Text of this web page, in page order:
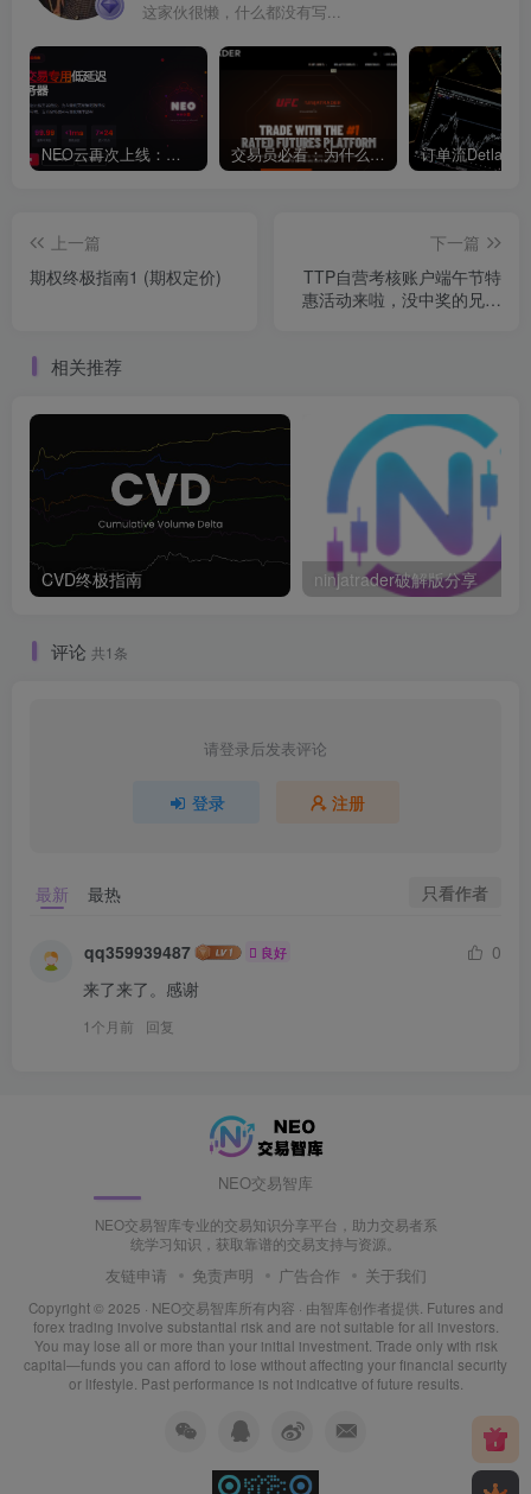
这家伙很懒，什么都没有写...
NEO云再次上线：毫秒级延迟，赋能每一笔交易 交易员必看：为什么NinjaTrader是订单流交易的顶级选择？
上一篇
期权终极指南1 (期权定价)
下一篇
TTP自营考核账户端午节特
惠活动来啦，没中奖的兄弟
相关推荐
CVD终极指南 ninjatrader破解版分享
评论 共1条
请登录后发表评论
登录 注册
最新 最热 只看作者
qq359939487 良好
0
来了来了。感谢
1个月前 回复
NEO交易智库
NEO交易智库专业的交易知识分享平台，助力交易者系
统学习知识，获取靠谱的交易支持与资源。
友链申请 免责声明 广告合作 关于我们
Copyright © 2025 · NEO交易智库所有内容 · 由智库创作者提供. Futures and
forex trading involve substantial risk and are not suitable for all investors.
You may lose all or more than your initial investment. Trade only with risk
capital—funds you can afford to lose without affecting your financial security
or lifestyle. Past performance is not indicative of future results.